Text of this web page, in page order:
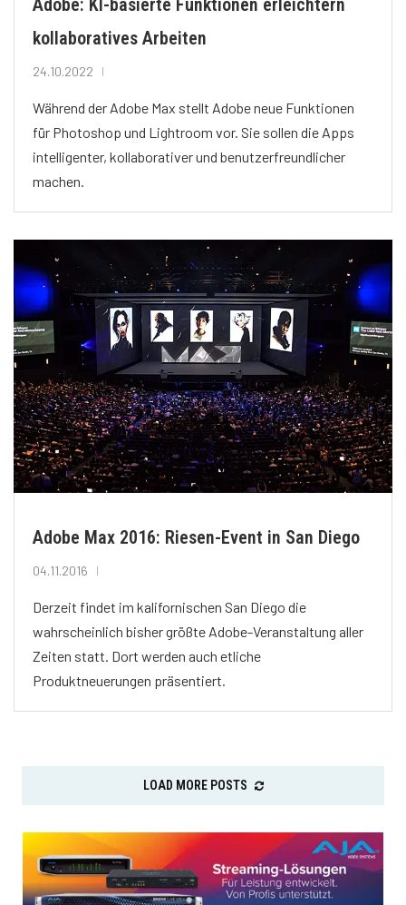
Adobe: KI-basierte Funktionen erleichtern
kollaboratives Arbeiten
24.10.2022
Während der Adobe Max stellt Adobe neue Funktionen
für Photoshop und Lightroom vor. Sie sollen die Apps
intelligenter, kollaborativer und benutzerfreundlicher
machen.
Adobe Max 2016: Riesen-Event in San Diego
04.11.2016
Derzeit findet im kalifornischen San Diego die
wahrscheinlich bisher größte Adobe-Veranstaltung aller
Zeiten statt. Dort werden auch etliche
Produktneuerungen präsentiert.
LOAD MORE POSTS